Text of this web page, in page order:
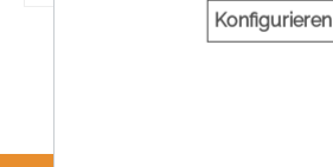
Konfigurieren